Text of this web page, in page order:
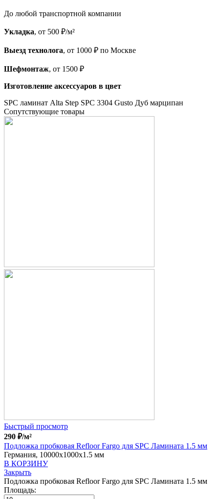
До любой транспортной компании
Укладка, от 500 ₽/м²
Выезд технолога, от 1000 ₽ по Москве
Шефмонтаж, от 1500 ₽
Изготовление аксессуаров в цвет
SPC ламинат Alta Step SPC 3304 Gusto Дуб марципан
Cопутствующие товары
Быстрый просмотр
290 ₽/м²
Подложка пробковая Refloor Fargo для SPC Ламината 1.5 мм
Германия, 10000x1000x1.5 мм
В КОРЗИНУ
Закрыть
Подложка пробковая Refloor Fargo для SPC Ламината 1.5 мм
Площадь: